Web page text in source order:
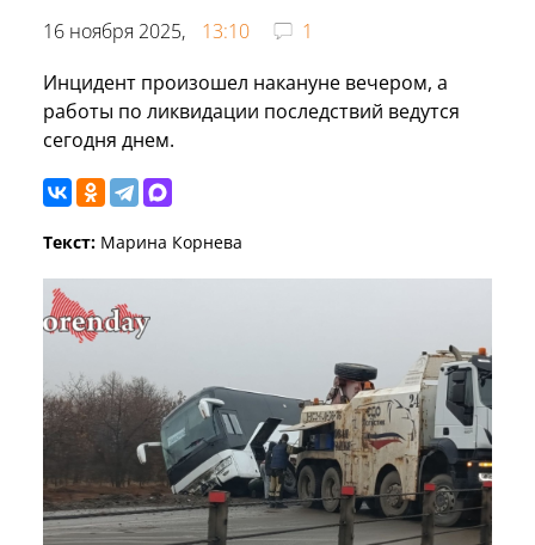
16 ноября 2025, 13:10
1
Инцидент произошел накануне вечером, а
работы по ликвидации последствий ведутся
сегодня днем.
Текст: Марина Корнева